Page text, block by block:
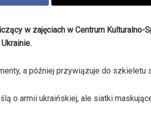
w zajęciach w Centrum
a później przywiązuje do
o armii ukraińskiej, ale siatki